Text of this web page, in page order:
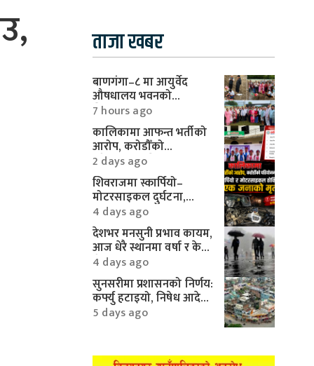
ताजा खबर
बाणगंगा–८ मा आयुर्वेद
औषधालय भवनको
शिलान्यास सम्पन्न
7 hours ago
कालिकामा आफन्त भर्तीको
आरोप, करोडौँको
परियोजनामाथि गम्भीर प्रश्न
2 days ago
शिवराजमा स्कार्पियो–
मोटरसाइकल दुर्घटना,
एकको मृत्यु
4 days ago
देशभर मनसुनी प्रभाव कायम,
आज धेरै स्थानमा वर्षा र केही
क्षेत्रमा भारी वर्षाको
सम्भावना
4 days ago
सुनसरीमा प्रशासनको निर्णय:
कर्फ्यु हटाइयो, निषेध आदेश
यथावत्
5 days ago